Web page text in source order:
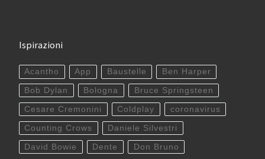
Ispirazioni
Acantho App Baustelle Ben Harper
Bob Dylan Bologna Bruce Springsteen
Cesare Cremonini Coldplay coronavirus
Counting Crows Daniele Silvestri
David Bowie Dente Don Bruno